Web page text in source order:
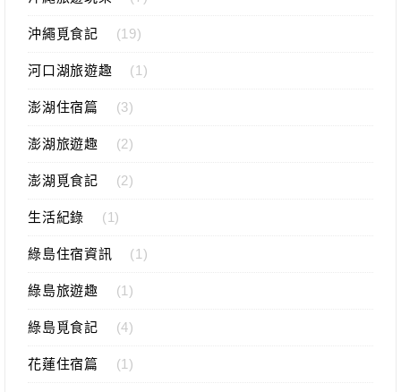
沖繩覓食記 (19)
河口湖旅遊趣 (1)
澎湖住宿篇 (3)
澎湖旅遊趣 (2)
澎湖覓食記 (2)
生活紀錄 (1)
綠島住宿資訊 (1)
綠島旅遊趣 (1)
綠島覓食記 (4)
花蓮住宿篇 (1)